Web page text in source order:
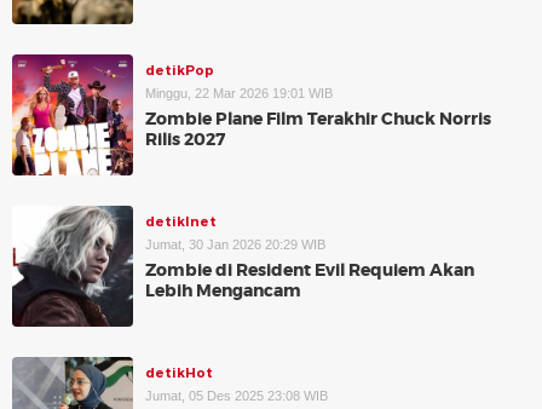
detikPop
Minggu, 22 Mar 2026 19:01 WIB
Zombie Plane Film Terakhir Chuck Norris
Rilis 2027
detikInet
Jumat, 30 Jan 2026 20:29 WIB
Zombie di Resident Evil Requiem Akan
Lebih Mengancam
detikHot
Jumat, 05 Des 2025 23:08 WIB